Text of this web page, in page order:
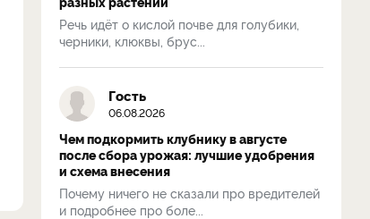
Речь идёт о кислой почве для голубики,
черники, клюквы, брус...
Гость
06.08.2026
Чем подкормить клубнику в августе
после сбора урожая: лучшие удобрения
и схема внесения
Почему ничего не сказали про вредителей
и подробнее про боле...